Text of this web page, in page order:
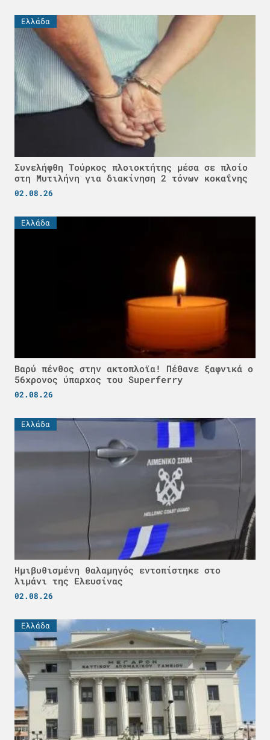
Ελλάδα
Συνελήφθη Τούρκος πλοιοκτήτης μέσα σε πλοίο
στη Μυτιλήνη για διακίνηση 2 τόνων κοκαΐνης
02.08.26
Ελλάδα
Βαρύ πένθος στην ακτοπλοϊα! Πέθανε ξαφνικά ο
56χρονος ύπαρχος του Superferry
02.08.26
Ελλάδα
Ημιβυθισμένη θαλαμηγός εντοπίστηκε στο
λιμάνι της Ελευσίνας
02.08.26
Ελλάδα